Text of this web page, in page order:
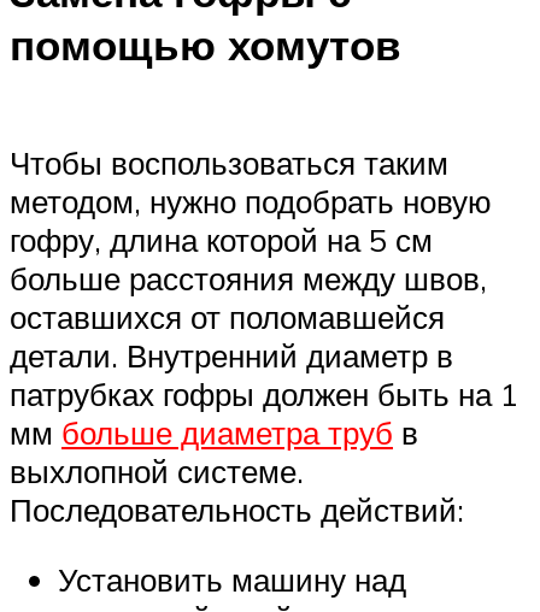
помощью хомутов
Чтобы воспользоваться таким
методом, нужно подобрать новую
гофру, длина которой на 5 см
больше расстояния между швов,
оставшихся от поломавшейся
детали. Внутренний диаметр в
патрубках гофры должен быть на 1
мм больше диаметра труб в
выхлопной системе.
Последовательность действий:
Установить машину над